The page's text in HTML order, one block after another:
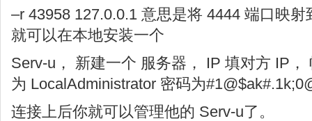
–r 43958 127.0.0.1 意思是将 4444 端口映
就可以在本地安装一个
Serv-u， 新建一个 服务器， IP 填对方 IP，
为 LocalAdministrator 密码为
连接上后你就可以管理他的 Serv-u了。